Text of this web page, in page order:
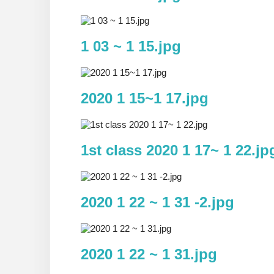
1 03 ~ 1 15.jpg
2020 1 15~1 17.jpg
1st class 2020 1 17~ 1
2020 1 22 ~ 1 31 -2.jpg
2020 1 22 ~ 1 31.jpg